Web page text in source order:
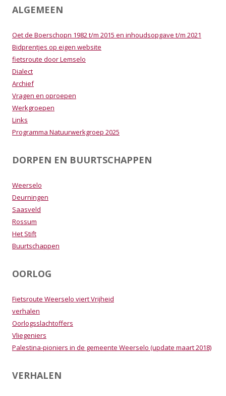
ALGEMEEN
Oet de Boerschopn 1982 t/m 2015 en inhoudsopgave t/m 2021
Bidprentjes op eigen website
fietsroute door Lemselo
Dialect
Archief
Vragen en oproepen
Werkgroepen
Links
Programma Natuurwerkgroep 2025
DORPEN EN BUURTSCHAPPEN
Weerselo
Deurningen
Saasveld
Rossum
Het Stift
Buurtschappen
OORLOG
Fietsroute Weerselo viert Vrijheid
verhalen
Oorlogsslachtoffers
Vliegeniers
Palestina-pioniers in de gemeente Weerselo (update maart 2018)
VERHALEN